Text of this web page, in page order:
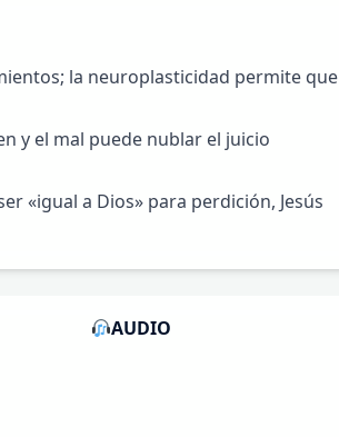
la neuroplasticidad permite que
y el mal puede nublar el juicio
«igual a Dios» para perdición, Jesús
AUDIO